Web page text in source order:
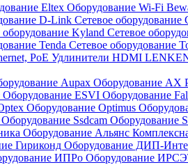
Eltex Оборудование Wi-Fi
D-Link Сетевое
оборудование Kyland Сетевое
Tenda Сетевое оборудование
PoE Удлинители HDMI
Aupax Оборудование AX
Оборудование ESVI Оборудование
Оборудование Optimus
Оборудование Ssdcam Оборудование
Оборудование Альянс
Гириконд Оборудование ДИП-
ИПРо Оборудование